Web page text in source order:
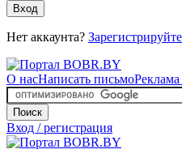
Вход
Нет аккаунта?
О насНаписать письмоРеклама
Поиск
Вход / регистрация